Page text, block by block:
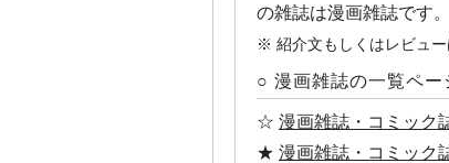
の雑誌は漫画雑誌です
※ 紹介文もしくはレビュー
○ 漫画雑誌の一覧ペー
☆ 漫画雑誌・コミック
★ 漫画雑誌・コミック